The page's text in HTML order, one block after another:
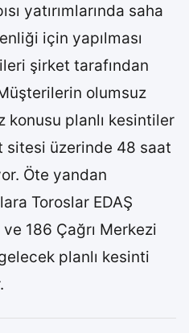
yatırımlarında saha
için yapılması
şirket tarafından
olumsuz
konusu planlı kesintiler
sitesi üzerinde 48 saat
Öte yandan
Toroslar EDAŞ
186 Çağrı Merkezi
planlı kesinti